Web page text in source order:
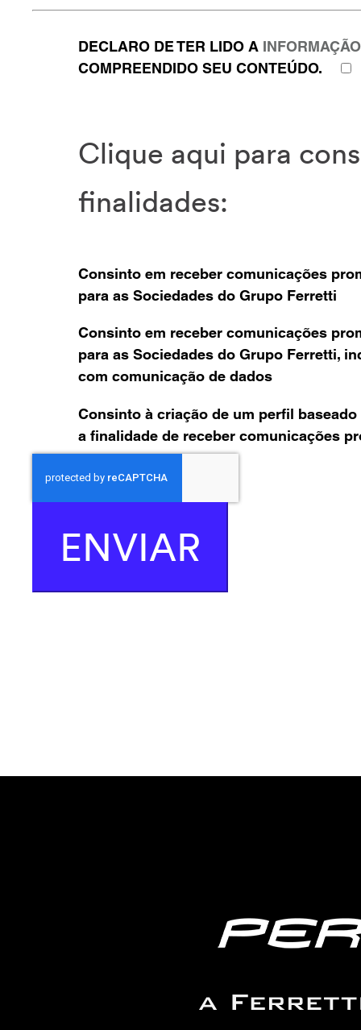
DECLARO DE TER LIDO A INFORMAÇÃO
COMPREENDIDO SEU CONTEÚDO.
Clique aqui para
finalidades:
Consinto em receber comunicações
para as Sociedades do Grupo Ferretti
Consinto em receber comunicações
para as Sociedades do Grupo Ferretti,
com comunicação de dados
Consinto à criação de um perfil
a finalidade de receber comunicações